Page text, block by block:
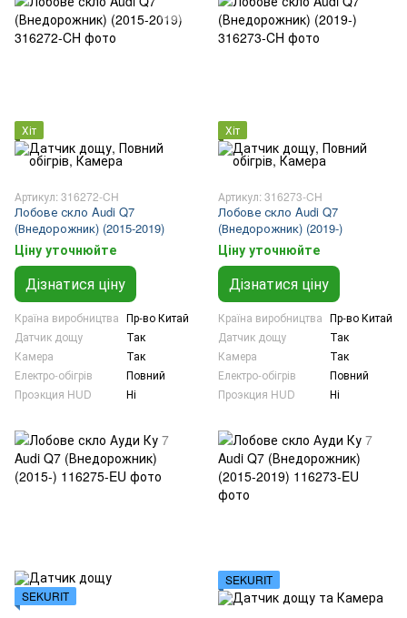
Хіт
Артикул: 316272-CH
Лобове скло Audi Q7
(Внедорожник) (2015-2019)
Ціну уточнюйте
Дізнатися ціну
Країна виробництва Пр-во Китай
Датчик дощу
Так
Камера
Так
Електро-обігрів
Повний
Проэкция HUD
Ні
Хіт
Артикул: 316273-CH
Лобове скло Audi Q7
(Внедорожник) (2019-)
Ціну уточнюйте
Дізнатися ціну
Країна виробництва Пр-во Китай
Датчик дощу
Так
Камера
Так
Електро-обігрів
Повний
Проэкция HUD
Ні
SEKURIT
SEKURIT